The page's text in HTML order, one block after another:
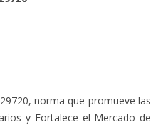
norma que promueve las
y Fortalece el Mercado de